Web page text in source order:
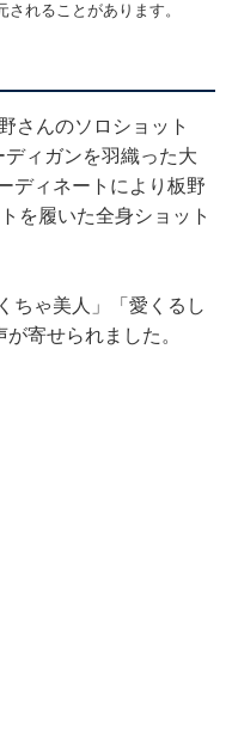
れることがあります。
さんのソロショット
ィガンを羽織った大
ディネートにより板野
を履いた全身ショット
ちゃ美人」「愛くるし
寄せられました。